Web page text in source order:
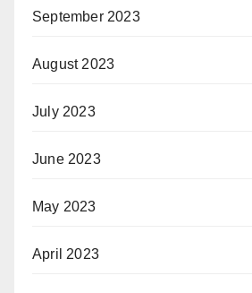
September 2023
August 2023
July 2023
June 2023
May 2023
April 2023